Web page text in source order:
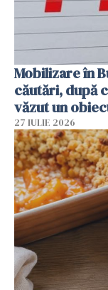
Mobilizare în
căutări, după
văzut un
27 IULIE 2026